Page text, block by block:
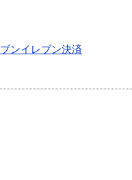
ンイレブン決済